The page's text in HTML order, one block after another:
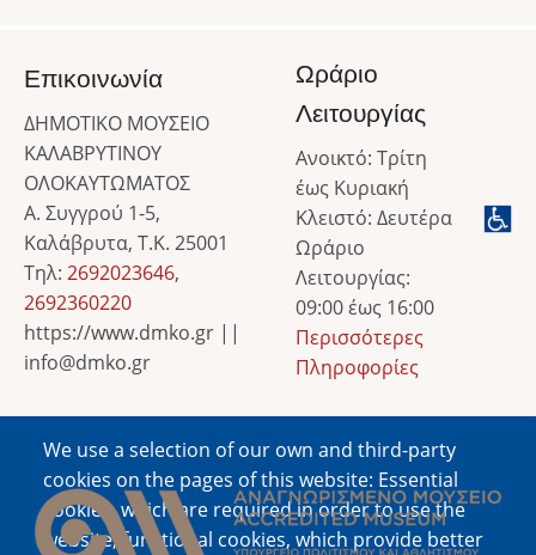
We use a selection of our own and third-party
cookies on the pages of this website: Essential
cookies, which are required in order to use the
website; functional cookies, which provide better
Επικοινωνία
ΔΗΜΟΤΙΚΟ ΜΟΥΣΕΙΟ
ΚΑΛΑΒΡΥΤΙΝΟΥ
ΟΛΟΚΑΥΤΩΜΑΤΟΣ
Α. Συγγρού 1-5,
Καλάβρυτα, Τ.Κ. 25001
Τηλ: 2692023646,
2692360220
https://www.dmko.gr ||
info@dmko.gr
Ωράριο
Λειτουργίας
Ανοικτό: Τρίτη
έως Κυριακή
Κλειστό: Δευτέρα
Ωράριο
Λειτουργίας:
09:00 έως 16:00
Περισσότερες
Πληροφορίες
Image